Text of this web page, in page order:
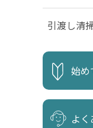
引渡し清
始め
よ